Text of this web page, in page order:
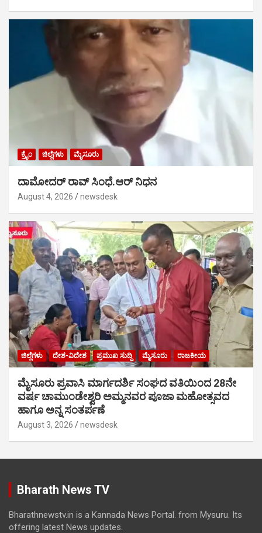
ಕ್ರೈಂ ಜಿಲ್ಲೆಗಳು ಮೈಸೂರು
ದಾಮೋದರ್ ರಾವ್ ಸಿಂಧೆ.ಆರ್ ನಿಧನ
August 4, 2026 newsdesk
ಜಿಲ್ಲೆಗಳು ದೇಶ-ವಿದೇಶ ಪ್ರಮುಖ ಸುದ್ದಿ ಮೈಸೂರು ರಾಜಕೀಯ
ಮೈಸೂರು ಪ್ರವಾಸಿ ಮಾರ್ಗದರ್ಶಿ ಸಂಘದ ವತಿಯಿಂದ 28ನೇ
ವರ್ಷ ಚಾಮುಂಡೇಶ್ವರಿ ಅಮ್ಮನವರ ಪೂಜಾ ಮಹೋತ್ಸವದ
ಹಾಗೂ ಅನ್ನ ಸಂತರ್ಪಣೆ
August 3, 2026 newsdesk
Bharath News TV
Bharathnewstv.in is a Kannada News Portal. from Mysuru. Its
offering latest News updates.